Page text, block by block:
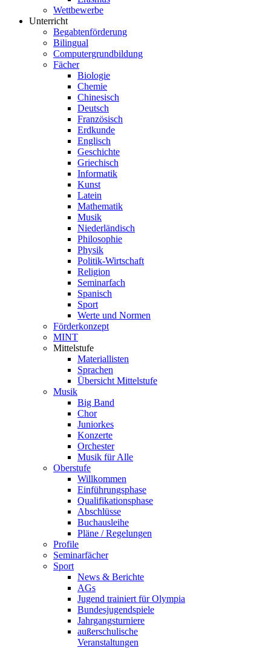
Wettbewerbe
Unterricht
Begabtenförderung
Bilingual
Computergrundbildung
Fächer
Biologie
Chemie
Chinesisch
Deutsch
Französisch
Erdkunde
Englisch
Geschichte
Griechisch
Informatik
Kunst
Latein
Mathematik
Musik
Niederländisch
Philosophie
Physik
Politik-Wirtschaft
Religion
Seminarfach
Spanisch
Sport
Werte und Normen
Förderkonzept
MINT
Mittelstufe
Materiallisten
Sprachen
Übersicht Mittelstufe
Musik
Big Band
Chor
Juniorkes
Konzerte
Orchester
Musik für Alle
Oberstufe
Willkommen
Einführungsphase
Qualifikationsphase
Abschlüsse
Buchausleihe
Pläne / Regelungen
Profile
Seminarfächer
Sport
News & Berichte
AGs
Jugend trainiert für Olympia
Bundesjugendspiele
Jahrgangsturniere
außerschulische
Veranstaltungen